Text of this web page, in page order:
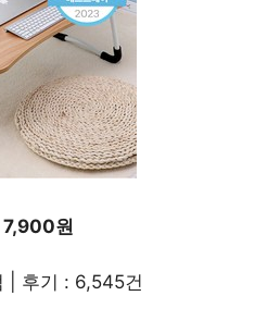
7,900원
후기 : 6,545건